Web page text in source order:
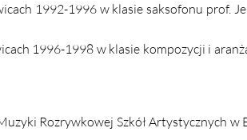
1992-1996 w klasie saksofonu prof.
1996-1998 w klasie kompozycji i
Rozrywkowej Szkół Artystycznych w